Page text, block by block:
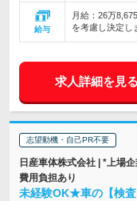
給与
月給：26万
を考慮し決定
求人詳細を見る
志望動機・自己PR不要
日産車体株式会社 | *上場
費用負担あり
未経験OK★車の【検